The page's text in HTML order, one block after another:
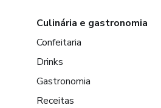
Culinária e gastronomia
Confeitaria
Drinks
Gastronomia
Receitas